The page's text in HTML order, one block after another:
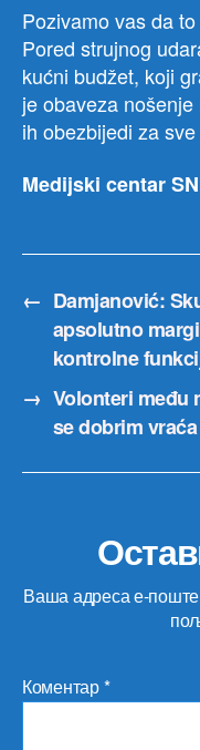
Pozivamo vas da
Pored strujnog
kućni budžet, koji
je obaveza
ih obezbijedi za
Medijski centar
← Damjanović:
apsolutno
kontrolne
→ Volonteri među
se dobrim vraća
Ваша адреса е-
Коментар*